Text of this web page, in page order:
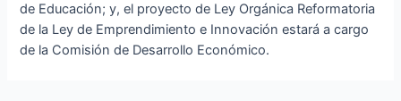
de Educación; y, el proyecto de Ley Orgánica Reformatoria
de la Ley de Emprendimiento e Innovación estará a cargo
de la Comisión de Desarrollo Económico.